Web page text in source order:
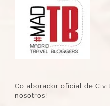
Colaborador oficial de
nosotros!